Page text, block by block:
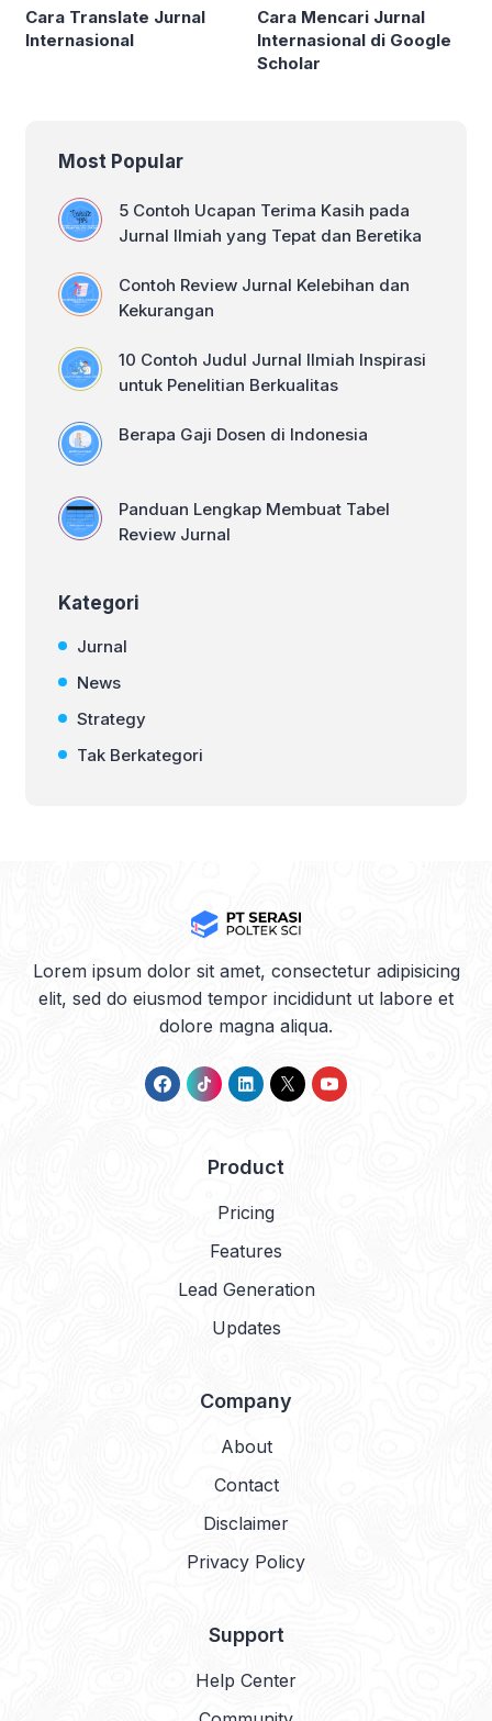
Cara Translate Jurnal
Internasional
Cara Mencari Jurnal
Internasional di Google
Scholar
Most Popular
5 Contoh Ucapan Terima Kasih pada
Jurnal Ilmiah yang Tepat dan Beretika
Contoh Review Jurnal Kelebihan dan
Kekurangan
10 Contoh Judul Jurnal Ilmiah Inspirasi
untuk Penelitian Berkualitas
Berapa Gaji Dosen di Indonesia
Panduan Lengkap Membuat Tabel
Review Jurnal
Kategori
Jurnal
News
Strategy
Tak Berkategori
Lorem ipsum dolor sit amet, consectetur adipisicing
elit, sed do eiusmod tempor incididunt ut labore et
dolore magna aliqua.
Product
Pricing
Features
Lead Generation
Updates
Company
About
Contact
Disclaimer
Privacy Policy
Support
Help Center